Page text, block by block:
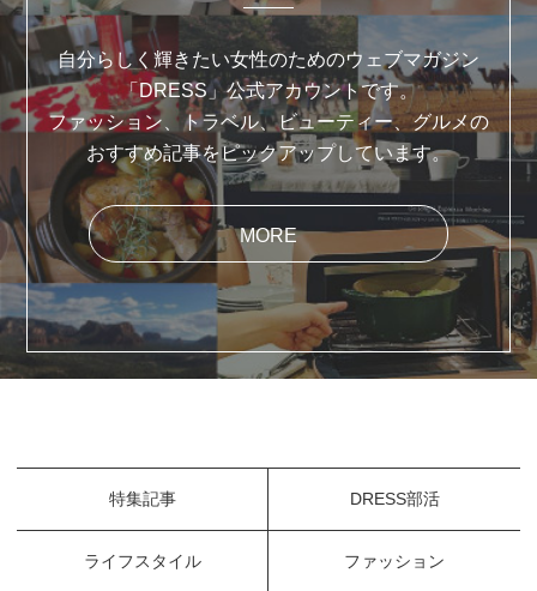
自分らしく輝きたい女性のためのウェブマガジン
「DRESS」公式アカウントです。
ファッション、トラベル、ビューティー、グルメの
おすすめ記事をピックアップしています。
MORE
特集記事 DRESS部活
ライフスタイル ファッション